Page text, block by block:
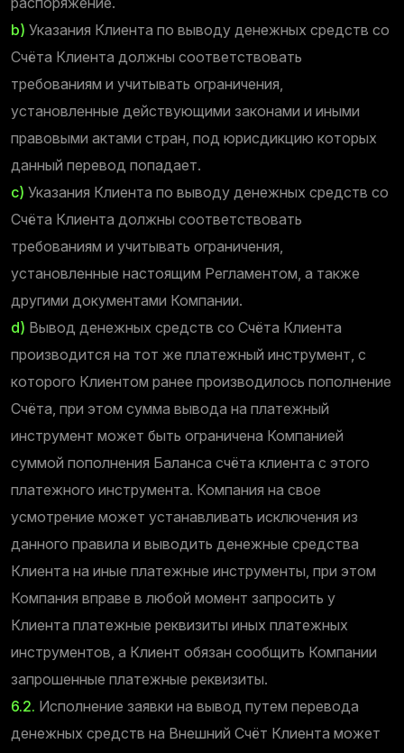
b) Указания Клиента по выводу денежных средств со
Счёта Клиента должны соответствовать
требованиям и учитывать ограничения,
установленные действующими законами и иными
правовыми актами стран, под юрисдикцию которых
данный перевод попадает.
c) Указания Клиента по выводу денежных средств со
Счёта Клиента должны соответствовать
требованиям и учитывать ограничения,
установленные настоящим Регламентом, а также
другими документами Компании.
d) Вывод денежных средств со Счёта Клиента
производится на тот же платежный инструмент, с
которого Клиентом ранее производилось пополнение
Счёта, при этом сумма вывода на платежный
инструмент может быть ограничена Компанией
суммой пополнения Баланса счёта клиента с этого
платежного инструмента. Компания на свое
усмотрение может устанавливать исключения из
данного правила и выводить денежные средства
Клиента на иные платежные инструменты, при этом
Компания вправе в любой момент запросить у
Клиента платежные реквизиты иных платежных
инструментов, а Клиент обязан сообщить Компании
запрошенные платежные реквизиты.
6.2. Исполнение заявки на вывод путем перевода
денежных средств на Внешний Счёт Клиента может